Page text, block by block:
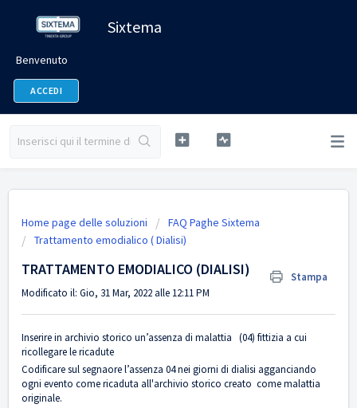
Sixtema
Benvenuto
ACCEDI
Home page delle soluzioni
FAQ Paghe Sixtema
Trattamento emodialico ( Dialisi)
TRATTAMENTO EMODIALICO (DIALISI)
Stampa
Modificato il: Gio, 31 Mar, 2022 alle 12:11 PM
Inserire in archivio storico un’assenza di malattia (04) fittizia a cui
ricollegare le ricadute
Codificare sul segnaore l’assenza 04 nei giorni di dialisi agganciando
ogni evento come ricaduta all'archivio storico creato come malattia
originale.